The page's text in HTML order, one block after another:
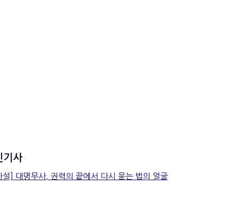
기사